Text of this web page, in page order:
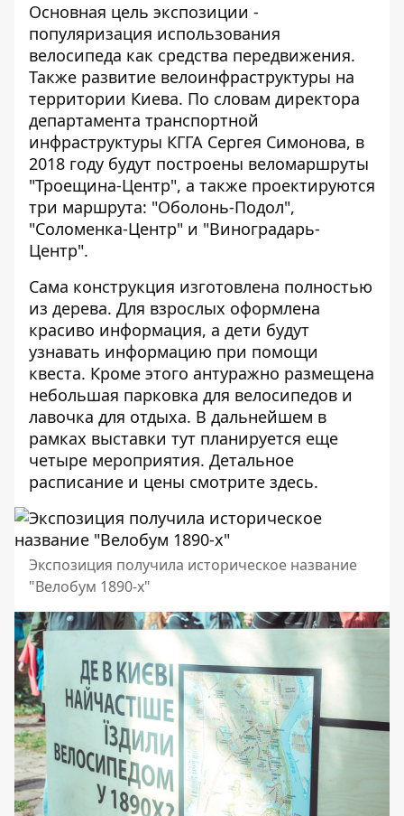
Основная цель экспозиции -
популяризация использования
велосипеда как средства передвижения.
Также развитие велоинфраструктуры на
территории Киева. По словам директора
департамента транспортной
инфраструктуры КГГА Сергея Симонова, в
2018 году будут построены веломаршруты
"Троещина-Центр", а также проектируются
три маршрута: "Оболонь-Подол",
"Соломенка-Центр" и "Виноградарь-
Центр".
Сама конструкция изготовлена полностью
из дерева. Для взрослых оформлена
красиво информация, а дети будут
узнавать информацию при помощи
квеста. Кроме этого антуражно размещена
небольшая парковка для велосипедов и
лавочка для отдыха. В дальнейшем в
рамках выставки тут планируется еще
четыре мероприятия. Детальное
расписание и цены смотрите здесь.
Экспозиция получила историческое название
"Велобум 1890-х"